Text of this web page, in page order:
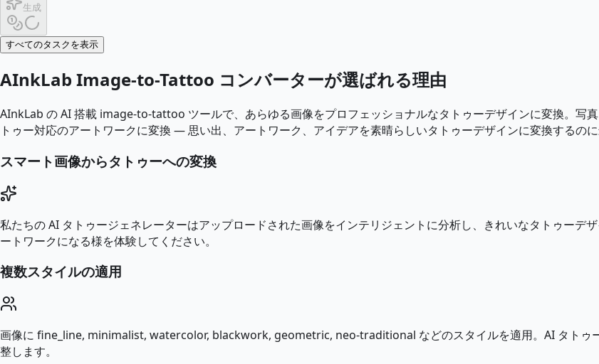
生成
すべてのタスクを表示
AInkLab Image-to-Tattoo コンバーターが選ばれる理由
AInkLab の AI 搭載 image-to-tattoo ツールで、あらゆる画像をプロフェッショナルなタトゥーデザインに変換。写
トゥー対応のアートワークに変換 — 思い出、アートワーク、アイデアを素晴らしいタトゥーデザインに変換するのに
スマート画像からタトゥーへの変換
私たちの AI タトゥージェネレーターはアップロードされた画像をインテリジェントに分析し、きれいなタトゥーデ
ートワークになる様を体験してください。
複数スタイルの適用
画像に fine_line, minimalist, watercolor, blackwork, geometric, neo-traditional などのスタイルを適用。AI タトゥ
整します。